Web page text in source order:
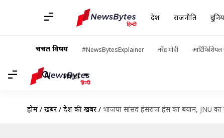
देश राजनीति
चर्चित विषय #NewsBytesExplainer नरेंद्र मोदी
Hindi
होम / खबरें / देश की खबरें / भाजपा सांसद हंसराज हंस का बयान, JNU का